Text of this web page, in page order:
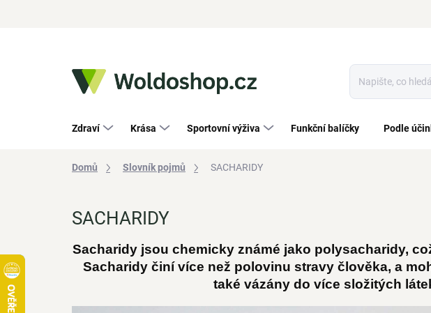
Zdraví Krása Sportovní výživa Funkční balíčky Podle
Domů Slovník pojmů SACHARIDY
SACHARIDY
Sacharidy jsou chemicky známé jako polysacharidy,
Sacharidy činí více než polovinu stravy člověka, a
také vázány do více složitých